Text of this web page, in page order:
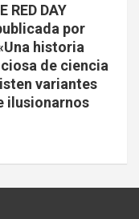
RED DAY
por
historia
de ciencia
variantes
ilusionarnos